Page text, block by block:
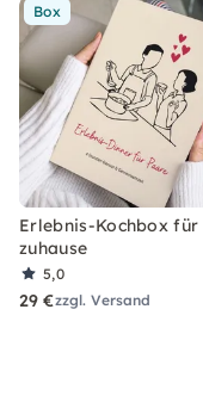
Box
Erlebnis-Kochbox für
zuhause
5,0
29 €zzgl. Versand